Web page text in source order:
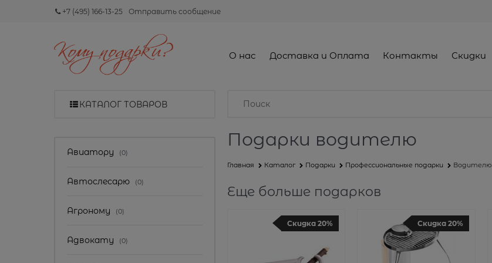
+7 (495) 166-13-25 Отправить сообщение
О нас Доставка и Оплата Контакты Скидки
КАТАЛОГ ТОВАРОВ
Авиатору (0)
Автослесарю (0)
Агроному (0)
Адвокату (0)
Подарки водителю
Главная Каталог Подарки Профессиональные подарки Водителю
Еще больше подарков
Скидка 20% Скидка 20%